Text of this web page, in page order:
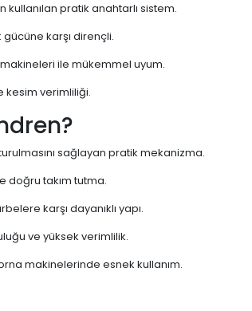
kullanılan pratik anahtarlı sistem.
karşı dirençli.
ile mükemmel uyum.
kesim verimliliği.
sağlayan pratik mekanizma.
doğru takım tutma.
karşı dayanıklı yapı.
ve yüksek verimlilik.
makinelerinde esnek kullanım.